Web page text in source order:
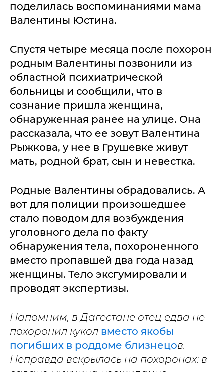
поделилась воспоминаниями мама
Валентины Юстина.
Спустя четыре месяца после похорон
родным Валентины позвонили из
областной психиатрической
больницы и сообщили, что в
сознание пришла женщина,
обнаруженная ранее на улице. Она
рассказала, что ее зовут Валентина
Рыжкова, у нее в Грушевке живут
мать, родной брат, сын и невестка.
Родные Валентины обрадовались. А
вот для полиции произошедшее
стало поводом для возбуждения
уголовного дела по факту
обнаружения тела, похороненного
вместо пропавшей два года назад
женщины. Тело эксгумировали и
проводят экспертизы.
Напомним, в Дагестане отец едва не
похоронил кукол вместо якобы
погибших в роддоме близнецов.
Неправда вскрылась на похоронах: в